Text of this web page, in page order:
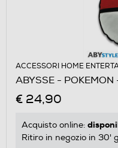
ACCESSORI HOME
ABYSSE -
€ 24,90
Acquisto online:
Ritiro in negozio in 30'